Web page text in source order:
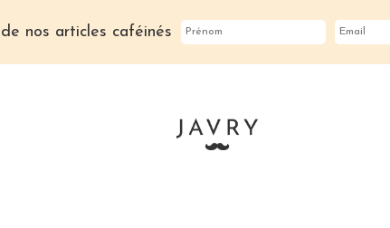
nos articles caféinés